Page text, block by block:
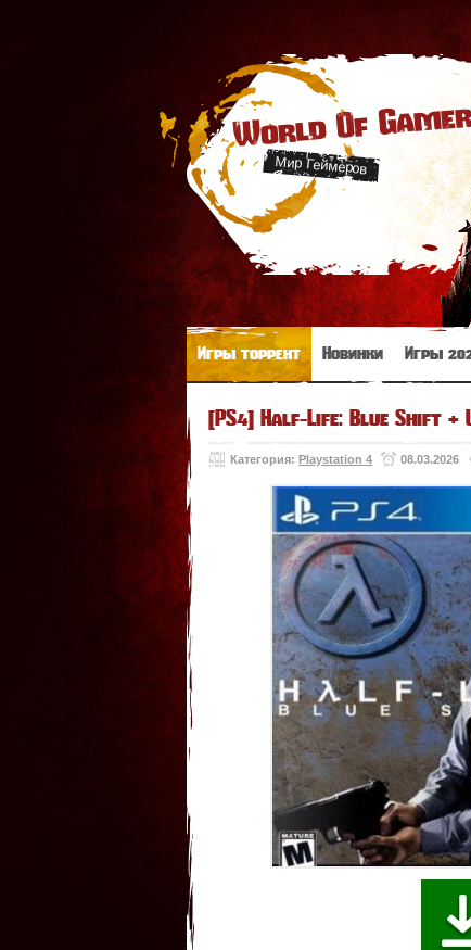
World Of
Мир Геймеров
Игры торрент Новинки Игры
[PS4] Half-Life: Blue Shift +
Категория: Playstation 4 08.03.2026